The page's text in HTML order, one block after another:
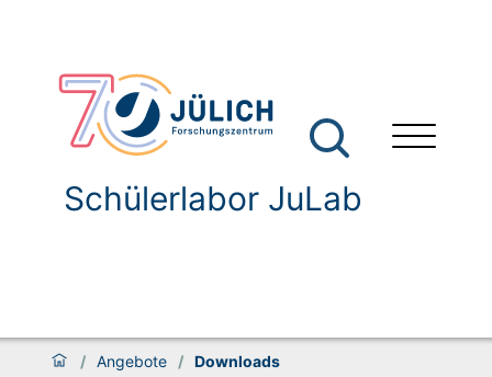
Schülerlabor JuLab
/ Angebote / Downloads